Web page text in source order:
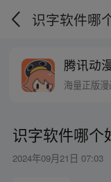
腾讯动
海量正版
识字软件哪个
2024年09月21日 07:03